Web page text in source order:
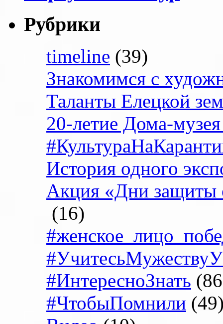
Рубрики
timeline (39)
Знакомимся с
Таланты Елецкой
20-летие Дома-
История одного
Акция «Дни защиты
(16)
#ИнтересноЗнать
#ЧтобыПомнили